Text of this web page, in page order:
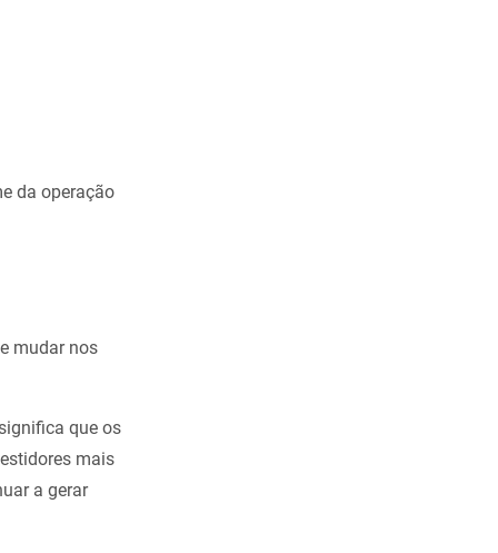
da operação
mudar nos
que os
mais
a gerar